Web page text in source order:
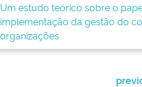
Um estudo teórico sobre o
implementação da gestão do
organizações